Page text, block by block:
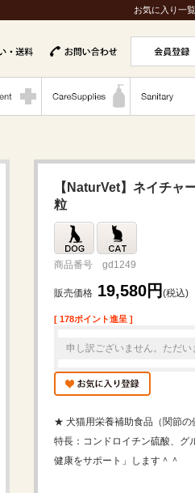
お気に入り一覧
【NaturVet】ネイチャ
粒
商品番号 gd1249
販売価格 19,580円 (税込)
[ 178ポイント進呈 ]
申し訳ございません。ただい
★ 犬猫用栄養補助食品（関節の
特長：コンドロイチン硫酸、グ
健康をサポート」します＾＾